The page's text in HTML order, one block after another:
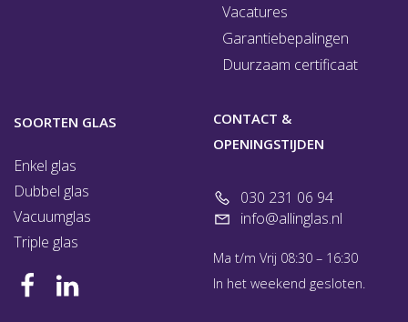
Vacatures
Garantiebepalingen
Duurzaam certificaat
SOORTEN GLAS
Enkel glas
Dubbel glas
Vacuumglas
Triple glas
CONTACT &
OPENINGSTIJDEN
030 231 06 94
info@allinglas.nl
Ma t/m Vrij 08:30 – 16:30
In het weekend gesloten.